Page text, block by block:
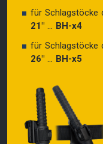
für Schlagstöcke
21″ ... BH-x4
für Schlagstöcke
26″ ... BH-x5